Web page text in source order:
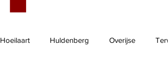
Hoeilaart Huldenberg Overijse